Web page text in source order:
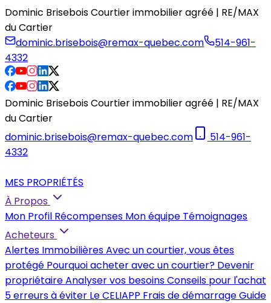
Dominic Brisebois Courtier immobilier agréé | RE/MAX
du Cartier
dominic.brisebois@remax-quebec.com
514-961-
4332
Dominic Brisebois Courtier immobilier agréé | RE/MAX
du Cartier
dominic.brisebois@remax-quebec.com
514-961-
4332
MES PROPRIÉTÉS
À Propos
Mon Profil Récompenses Mon équipe Témoignages
Acheteurs
Alertes ImmobilièresAvec un courtier, vous êtes
protégé Pourquoi acheter avec un courtier? Devenir
propriétaireAnalyser vos besoinsConseils pour l'achat
5 erreurs à éviter Le CELIAPP Frais de démarrageGuide